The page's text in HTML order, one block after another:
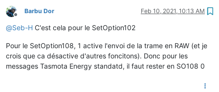
Offline
Barbu Dor Feb 10, 2021, 10:13 AM
@Seb-H C'est cela pour le SetOption102
Pour le SetOption108, 1 active l'envoi de la trame en RAW (et je
crois que ca désactive d'autres foncitons). Donc pour les
messages Tasmota Energy standatd, il faut rester en SO108 0